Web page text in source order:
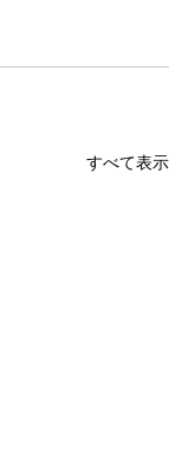
すべて表示